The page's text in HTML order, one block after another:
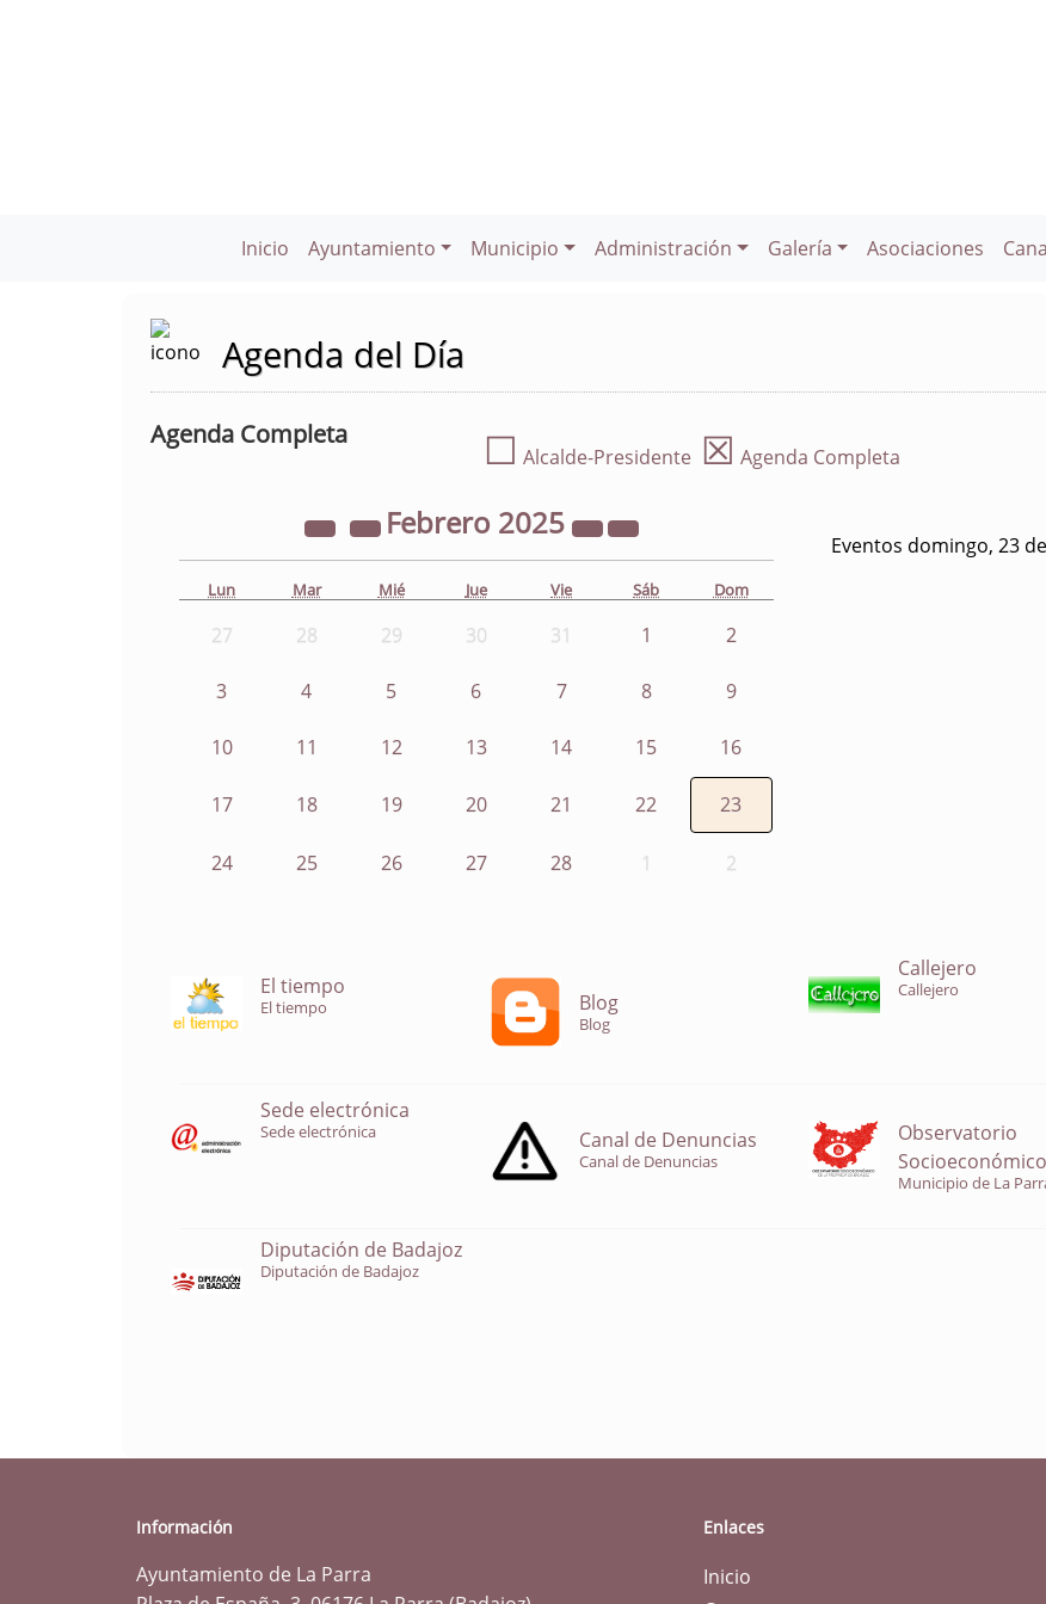
Inicio Ayuntamiento Municipio Administración Galería Asociaciones
Agenda del Día
Agenda Completa ☐ Alcalde-Presidente ☒ Agenda Completa
Febrero 2025
Lun Mar Mié Jue Vie Sáb Dom
27 28 29 30 31 1 2
3 4 5 6 7 8 9
10 11 12 13 14 15 16
17 18 19 20 21 22 23
24 25 26 27 28 1 2
Eventos domingo, 23
El tiempo
El tiempo Blog
Blog
Callejero
Callejero
Sede electrónica
Sede electrónica Canal de Denuncias
Canal de Denuncias
Observatorio
Socioeconómico
Municipio de La
Diputación de Badajoz
Diputación de Badajoz
Información
Ayuntamiento de La Parra
Enlaces
Inicio